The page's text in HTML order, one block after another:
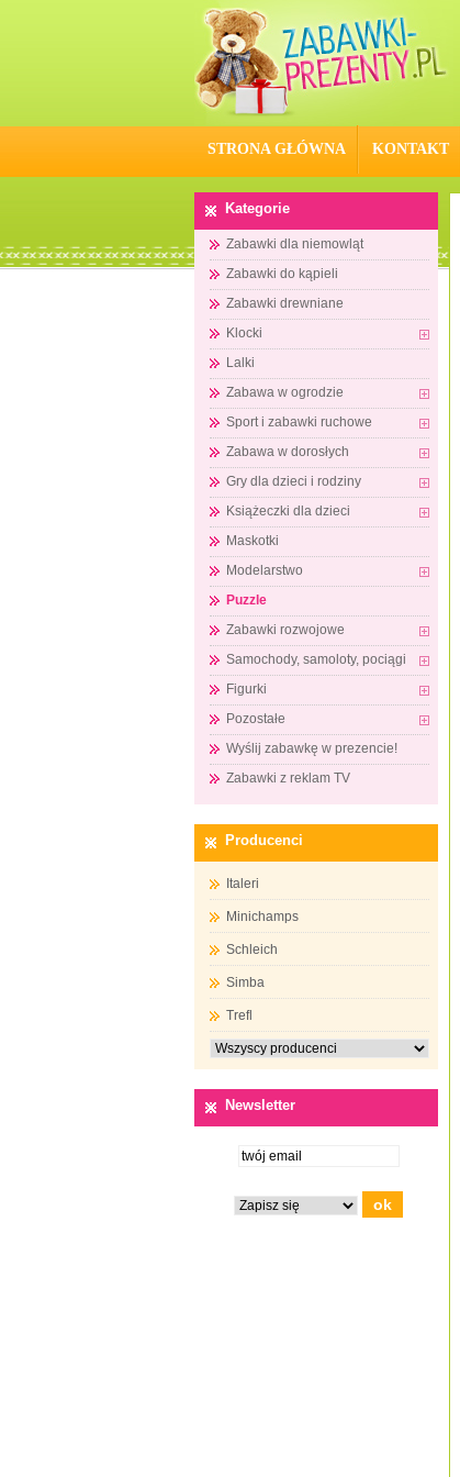
STRONA GŁÓWNA KONTAKT
Kategorie
Zabawki dla niemowląt
Zabawki do kąpieli
Zabawki drewniane
Klocki
Lalki
Zabawa w ogrodzie
Sport i zabawki ruchowe
Zabawa w dorosłych
Gry dla dzieci i rodziny
Książeczki dla dzieci
Maskotki
Modelarstwo
Puzzle
Zabawki rozwojowe
Samochody, samoloty, pociągi
Figurki
Pozostałe
Wyślij zabawkę w prezencie!
Zabawki z reklam TV
Producenci
Italeri
Minichamps
Schleich
Simba
Trefl
Newsletter